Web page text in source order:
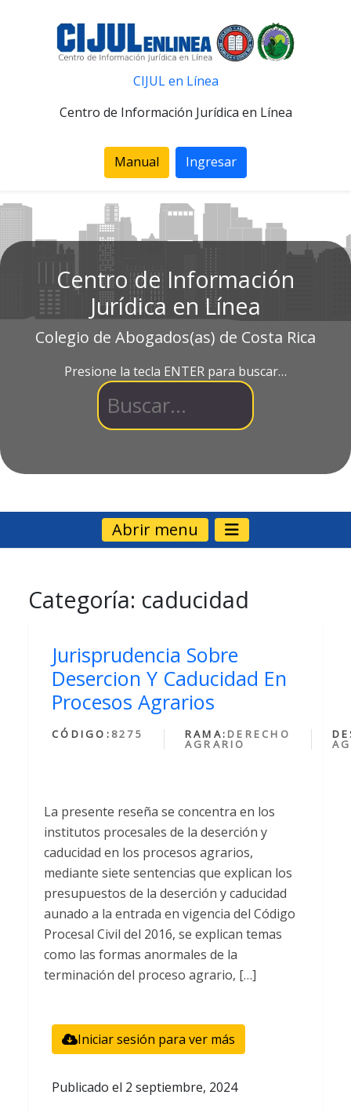
CIJUL en Línea
Centro de Información Jurídica en Línea
Manual Ingresar
Centro de Información
Jurídica en Línea
Colegio de Abogados(as) de Costa Rica
Presione la tecla ENTER para buscar…
Abrir menu
Categoría: caducidad
Jurisprudencia Sobre
Desercion Y Caducidad En
Procesos Agrarios
CÓDIGO: 8275 RAMA: DERECHO
AGRARIO
La presente reseña se concentra en los
institutos procesales de la deserción y
caducidad en los procesos agrarios,
mediante siete sentencias que explican los
presupuestos de la deserción y caducidad
aunado a la entrada en vigencia del Código
Procesal Civil del 2016, se explican temas
como las formas anormales de la
terminación del proceso agrario, […]
Iniciar sesión para ver más
Publicado el 2 septiembre, 2024